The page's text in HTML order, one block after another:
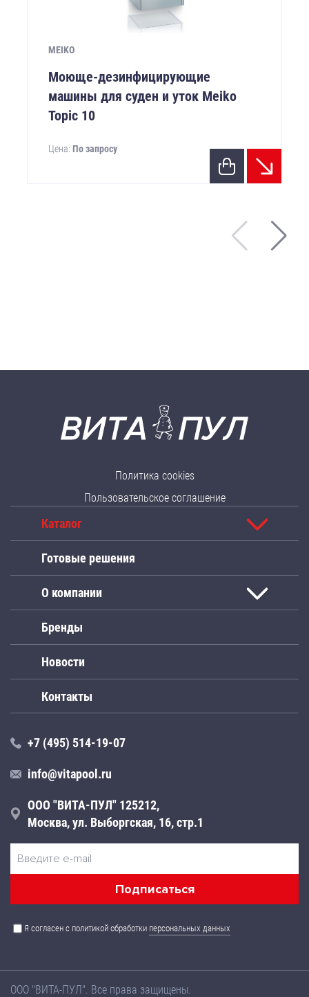
MEIKO
Моюще-дезинфицирующие
машины для суден и уток Meiko
Topic 10
Цена: По запросу
Политика cookies
Пользовательское соглашение
Каталог
Готовые решения
О компании
Бренды
Новости
Контакты
+7 (495) 514-19-07
info@vitapool.ru
ООО "ВИТА-ПУЛ" 125212,
Москва, ул. Выборгская, 16, стр.1
Я согласен с политикой обработки персональных данных
ООО "ВИТА-ПУЛ". Все права защищены.